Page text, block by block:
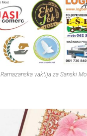
Ramazanska vaktija za Sanski